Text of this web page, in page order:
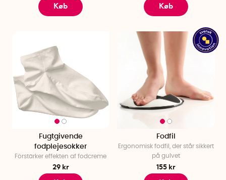
Køb Køb
Fugtgivende
fodplejesokker
Förstärker effekten af fodcreme
29 kr
Fodfil
Ergonomisk fodfil, der står sikkert
på gulvet
155 kr